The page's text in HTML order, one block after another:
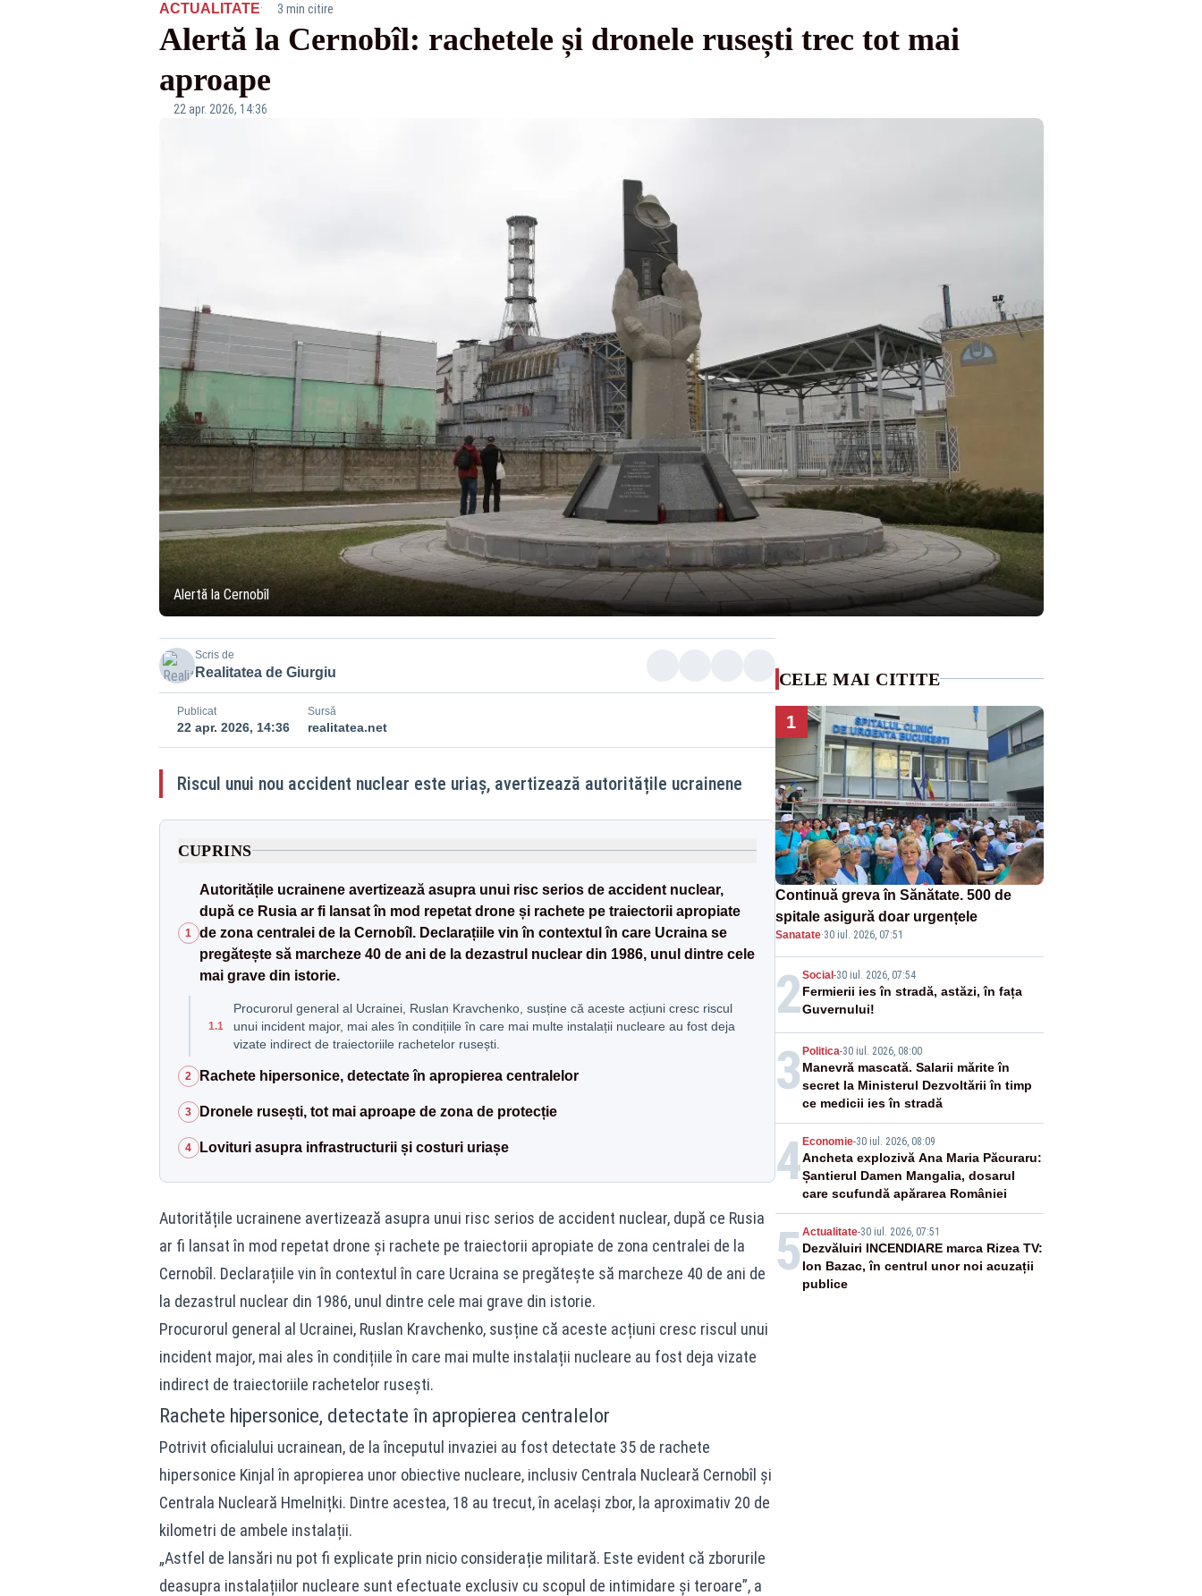
ACTUALITATE· 3 min citire
Alertă la Cernobîl: rachetele și dronele rusești trec tot mai
aproape
22 apr. 2026, 14:36
Alertă la Cernobîl
Scris de
Realitatea de Giurgiu
Publicat
22 apr. 2026, 14:36
Sursă
realitatea.net
Riscul unui nou accident nuclear este uriaș, avertizează autoritățile ucrainene
CUPRINS
1
Autoritățile ucrainene avertizează asupra unui risc serios de accident nuclear,
după ce Rusia ar fi lansat în mod repetat drone și rachete pe traiectorii apropiate
de zona centralei de la Cernobîl. Declarațiile vin în contextul în care Ucraina se
pregătește să marcheze 40 de ani de la dezastrul nuclear din 1986, unul dintre cele
mai grave din istorie.
1.1
Procurorul general al Ucrainei, Ruslan Kravchenko, susține că aceste acțiuni cresc riscul
unui incident major, mai ales în condițiile în care mai multe instalații nucleare au fost deja
vizate indirect de traiectoriile rachetelor rusești.
2 Rachete hipersonice, detectate în apropierea centralelor
3 Dronele rusești, tot mai aproape de zona de protecție
4 Lovituri asupra infrastructurii și costuri uriașe
Autoritățile ucrainene avertizează asupra unui risc serios de accident nuclear, după ce Rusia
ar fi lansat în mod repetat drone și rachete pe traiectorii apropiate de zona centralei de la
Cernobîl. Declarațiile vin în contextul în care Ucraina se pregătește să marcheze 40 de ani de
la dezastrul nuclear din 1986, unul dintre cele mai grave din istorie.
Procurorul general al Ucrainei, Ruslan Kravchenko, susține că aceste acțiuni cresc riscul unui
incident major, mai ales în condițiile în care mai multe instalații nucleare au fost deja vizate
indirect de traiectoriile rachetelor rusești.
Rachete hipersonice, detectate în apropierea centralelor
Potrivit oficialului ucrainean, de la începutul invaziei au fost detectate 35 de rachete
hipersonice Kinjal în apropierea unor obiective nucleare, inclusiv Centrala Nucleară Cernobîl și
Centrala Nucleară Hmelnițki. Dintre acestea, 18 au trecut, în același zbor, la aproximativ 20 de
kilometri de ambele instalații.
„Astfel de lansări nu pot fi explicate prin nicio considerație militară. Este evident că zborurile
deasupra instalațiilor nucleare sunt efectuate exclusiv cu scopul de intimidare și teroare”, a
CELE MAI CITITE
1
Continuă greva în Sănătate. 500 de
spitale asigură doar urgențele
Sanatate·30 iul. 2026, 07:51
2Social-30 iul. 2026, 07:54
Fermierii ies în stradă, astăzi, în fața
Guvernului!
3 Politica-30 iul. 2026, 08:00
Manevră mascată. Salarii mărite în
secret la Ministerul Dezvoltării în timp
ce medicii ies în stradă
4Economie-30 iul. 2026, 08:09
Ancheta explozivă Ana Maria Păcuraru:
Șantierul Damen Mangalia, dosarul
care scufundă apărarea României
5 Actualitate-30 iul. 2026, 07:51
Dezvăluiri INCENDIARE marca Rizea TV:
Ion Bazac, în centrul unor noi acuzații
publice